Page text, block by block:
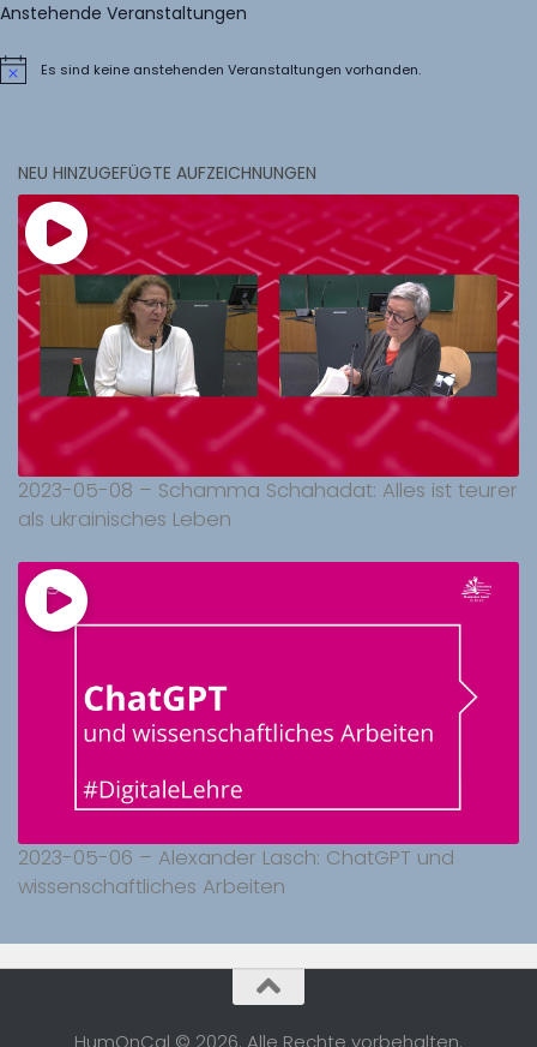
Anstehende Veranstaltungen
HinweisEs sind keine anstehenden Veranstaltungen vorhanden.
NEU HINZUGEFÜGTE AUFZEICHNUNGEN
2023-05-08 – Schamma Schahadat: Alles ist teurer
als ukrainisches Leben
2023-05-06 – Alexander Lasch: ChatGPT und
wissenschaftliches Arbeiten
HumOnCal © 2026. Alle Rechte vorbehalten.